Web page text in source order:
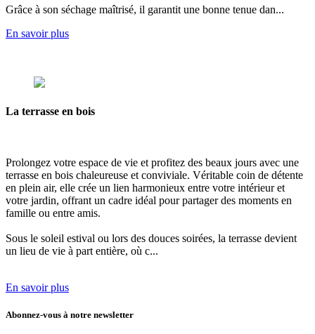
Grâce à son séchage maîtrisé, il garantit une bonne tenue dan...
En savoir plus
La terrasse en bois
Prolongez votre espace de vie et profitez des beaux jours avec une
terrasse en bois chaleureuse et conviviale. Véritable coin de détente
en plein air, elle crée un lien harmonieux entre votre intérieur et
votre jardin, offrant un cadre idéal pour partager des moments en
famille ou entre amis.
Sous le soleil estival ou lors des douces soirées, la terrasse devient
un lieu de vie à part entière, où c...
En savoir plus
Abonnez-vous à notre newsletter